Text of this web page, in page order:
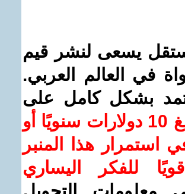
يسعى لنشر قيم
في العالم العربي.
بشكل كامل على
ساهم/ي معنا! بدعمكم بمبلغ 10 دولارات سنويًا أو
استمرار هذا المنبر
للفكر اليساري